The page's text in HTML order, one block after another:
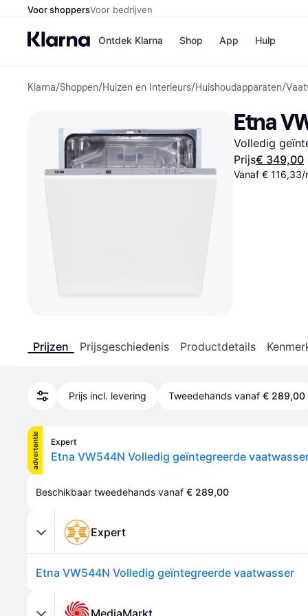
Voor shoppersVoor bedrijven
Ontdek Klarna Shop
Winkels
Bol
H&M
App Hulp
Klarna/Shoppen/Huizen en Interieurs/Huishoudapparaten/
Etna
Volledig
Prijs€ 349,00
Vanaf €
Prijzen Prijsgeschiedenis Productdetails
Prijs incl. levering Tweedehands vanaf € 289,00
advertentie Expert
Etna VW544N Volledig geïntegreerde
Beschikbaar tweedehands vanaf € 289,00
Expert
Etna VW544N Volledig geïntegreerde vaatwasser
MediaMarkt